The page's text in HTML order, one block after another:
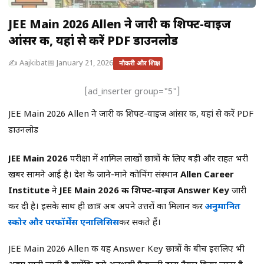
JEE Main 2026 Allen ने जारी की शिफ्ट-वाइज
आंसर की, यहां से करें PDF डाउनलोड
✍️ Aajkibat📅 January 21, 2026 नौकरी और शिक्षा
[ad_inserter group="5"]
JEE Main 2026 Allen ने जारी की शिफ्ट-वाइज आंसर की, यहां से करें PDF
डाउनलोड
JEE Main 2026 परीक्षा में शामिल लाखों छात्रों के लिए बड़ी और राहत भरी
खबर सामने आई है। देश के जाने-माने कोचिंग संस्थान Allen Career
Institute नेJEE Main 2026 की शिफ्ट-वाइज Answer Key जारी
कर दी है। इसके साथ ही छात्र अब अपने उत्तरों का मिलान कर अनुमानित
स्कोर और परफॉर्मेंस एनालिसिसकर सकते हैं।
JEE Main 2026 Allen की यह Answer Key छात्रों के बीच इसलिए भी